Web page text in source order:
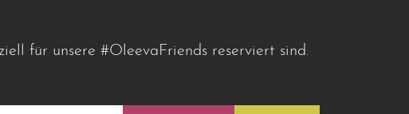
für unsere #OleevaFriends reserviert sind.